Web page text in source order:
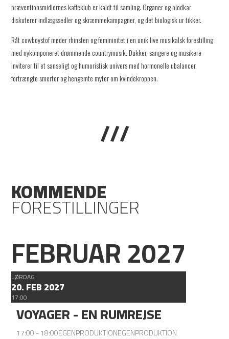
præventionsmidlernes kaffeklub er kaldt til samling. Organer og blodkar
diskuterer indlægssedler og skræmmekampagner, og det biologisk ur tikker.
Råt cowboystof møder rhinsten og femininitet i en unik live musikalsk forestilling
med nykomponeret drømmende countrymusik. Dukker, sangere og musikere
inviterer til et sanseligt og humoristisk univers med hormonelle ubalancer,
fortrængte smerter og hengemte myter om kvindekroppen.
///
KOMMENDE
FORESTILLINGER
FEBRUAR 2027
LØRDAG
20. FEB 2027
17:00
VOYAGER - EN RUMREJSE
17:00 - 18:00EGENPRODUKTIONEGENPRODUKTION